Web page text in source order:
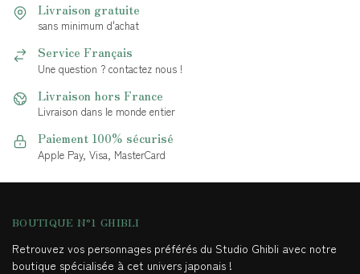
Livraison gratuite
sans minimum d'achat
Service Français
Une question ? contactez nous !
Livraison hors France
Livraison dans le monde entier
Paiement 100% sécurisé
Apple Pay, Visa, MasterCard
BOUTIQUE N°1 GHIBLI
Retrouvez vos personnages préférés du Studio Ghibli avec notre
boutique spécialisée à cet univers japonais !